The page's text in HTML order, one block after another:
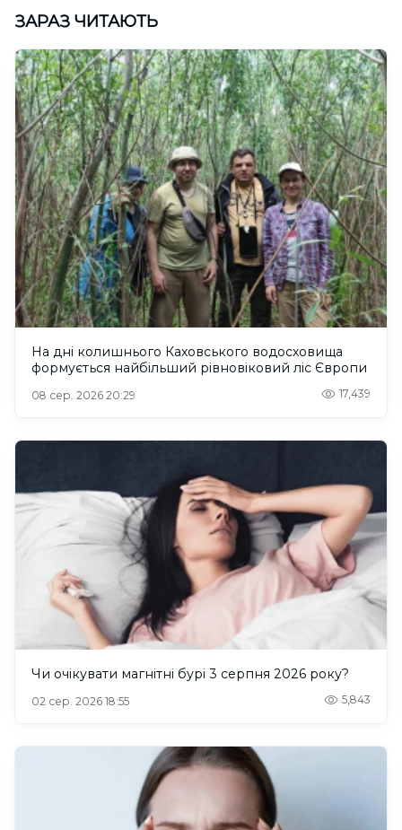
ЗАРАЗ ЧИТАЮТЬ
На дні колишнього Каховського водосховища
формується найбільший рівновіковий ліс Європи
08 сер. 2026 20:29 17,439
Чи очікувати магнітні бурі 3 серпня 2026 року?
02 сер. 2026 18:55 5,843